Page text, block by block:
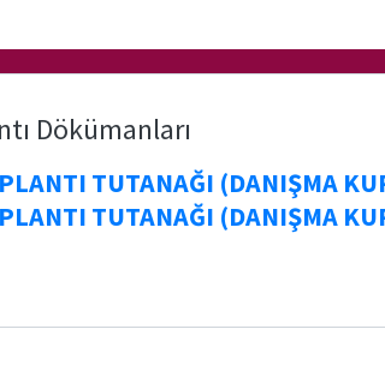
Dökümanları
TUTANAĞI (DANIŞMA
TUTANAĞI (DANIŞMA